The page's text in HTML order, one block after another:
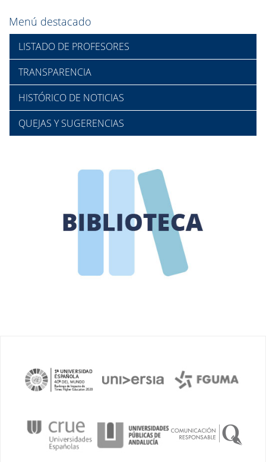
Menú destacado
LISTADO DE PROFESORES
TRANSPARENCIA
HISTÓRICO DE NOTICIAS
QUEJAS Y SUGERENCIAS